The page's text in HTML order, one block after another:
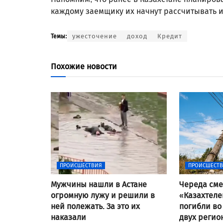
каждому заемщику их начнут рассчитывать
Темы: ужесточение доход Кредит
Похожие новости
ПРОИСШЕСТВИЯ
Мужчины нашли в Астане
огромную лужу и решили в
ней полежать. За это их
наказали
Череда
погибли
двух